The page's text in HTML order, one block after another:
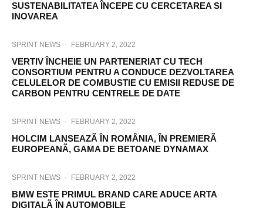
SUSTENABILITATEA ÎNCEPE CU CERCETAREA SI
INOVAREA
SPRINT NEWS · FEBRUARY 2, 2022
VERTIV ÎNCHEIE UN PARTENERIAT CU TECH
CONSORTIUM PENTRU A CONDUCE DEZVOLTAREA
CELULELOR DE COMBUSTIE CU EMISII REDUSE DE
CARBON PENTRU CENTRELE DE DATE
SPRINT NEWS · FEBRUARY 2, 2022
HOLCIM LANSEAZÃ ÎN ROMÂNIA, ÎN PREMIERÃ
EUROPEANÃ, GAMA DE BETOANE DYNAMAX
SPRINT NEWS · FEBRUARY 2, 2022
BMW ESTE PRIMUL BRAND CARE ADUCE ARTA
DIGITALÃ ÎN AUTOMOBILE